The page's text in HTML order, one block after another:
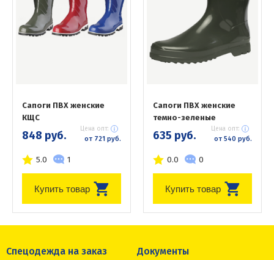
Сапоги ПВХ женские
КЩС
848 руб. Цена опт:
от 721 руб.
5.0 1
Купить товар
Сапоги ПВХ женские
темно-зеленые
635 руб. Цена опт:
от 540 руб.
0.0 0
Купить товар
Спецодежда на заказ
Документы